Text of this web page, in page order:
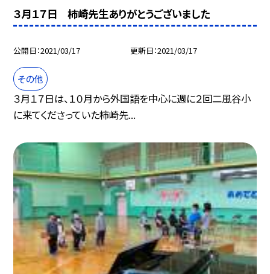
３月１７日 柿崎先生ありがとうございました
公開日 2021/03/17 更新日 2021/03/17
その他
３月１７日は、１０月から外国語を中心に週に２回二風谷小
に来てくださっていた柿崎先...